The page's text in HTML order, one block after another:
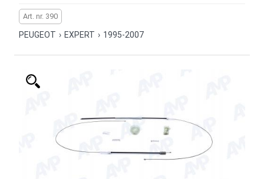
Art. nr. 390
PEUGEOT › EXPERT › 1995-2007